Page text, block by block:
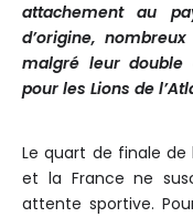
attachement au
d’origine,
malgré leur
pour les Lions de
Le quart de finale
et la France ne
attente sportive.